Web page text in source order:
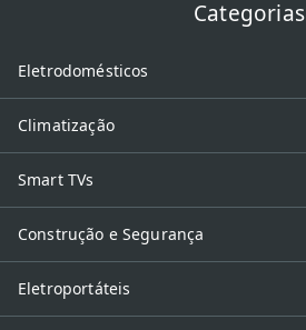
Categorias
Eletrodomésticos
Climatização
Smart TVs
Construção e Segurança
Eletroportáteis